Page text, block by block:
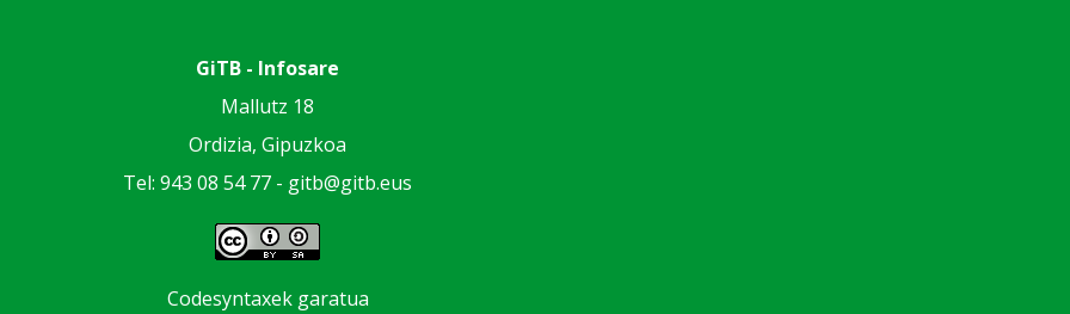
GiTB - Infosare
Mallutz 18
Ordizia, Gipuzkoa
Tel: 943 08 54 77 - gitb@gitb.eus
Codesyntaxek garatua